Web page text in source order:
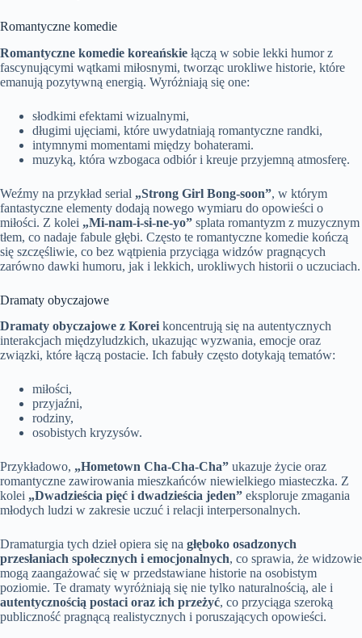
Romantyczne komedie
Romantyczne komedie koreańskie łączą w sobie lekki humor z
fascynującymi wątkami miłosnymi, tworząc urokliwe historie, które
emanują pozytywną energią. Wyróżniają się one:
słodkimi efektami wizualnymi,
długimi ujęciami, które uwydatniają romantyczne randki,
intymnymi momentami między bohaterami.
muzyką, która wzbogaca odbiór i kreuje przyjemną atmosferę.
Weźmy na przykład serial „Strong Girl Bong-soon”, w którym
fantastyczne elementy dodają nowego wymiaru do opowieści o
miłości. Z kolei „Mi-nam-i-si-ne-yo” splata romantyzm z muzycznym
tłem, co nadaje fabule głębi. Często te romantyczne komedie kończą
się szczęśliwie, co bez wątpienia przyciąga widzów pragnących
zarówno dawki humoru, jak i lekkich, urokliwych historii o uczuciach.
Dramaty obyczajowe
Dramaty obyczajowe z Korei koncentrują się na autentycznych
interakcjach międzyludzkich, ukazując wyzwania, emocje oraz
związki, które łączą postacie. Ich fabuły często dotykają tematów:
miłości,
przyjaźni,
rodziny,
osobistych kryzysów.
Przykładowo, „Hometown Cha-Cha-Cha” ukazuje życie oraz
romantyczne zawirowania mieszkańców niewielkiego miasteczka. Z
kolei „Dwadzieścia pięć i dwadzieścia jeden” eksploruje zmagania
młodych ludzi w zakresie uczuć i relacji interpersonalnych.
Dramaturgia tych dzieł opiera się na głęboko osadzonych
przesłaniach społecznych i emocjonalnych, co sprawia, że widzowie
mogą zaangażować się w przedstawiane historie na osobistym
poziomie. Te dramaty wyróżniają się nie tylko naturalnością, ale i
autentycznością postaci oraz ich przeżyć, co przyciąga szeroką
publiczność pragnącą realistycznych i poruszających opowieści.